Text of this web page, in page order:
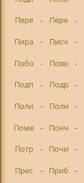
Пере
- Пере -
Пира
- Писч -
Побо
- Пово -
Подп
- Подр -
Поли
- Поли -
Поме
- Понч -
Потр
- Почи -
Прес
- Приб -